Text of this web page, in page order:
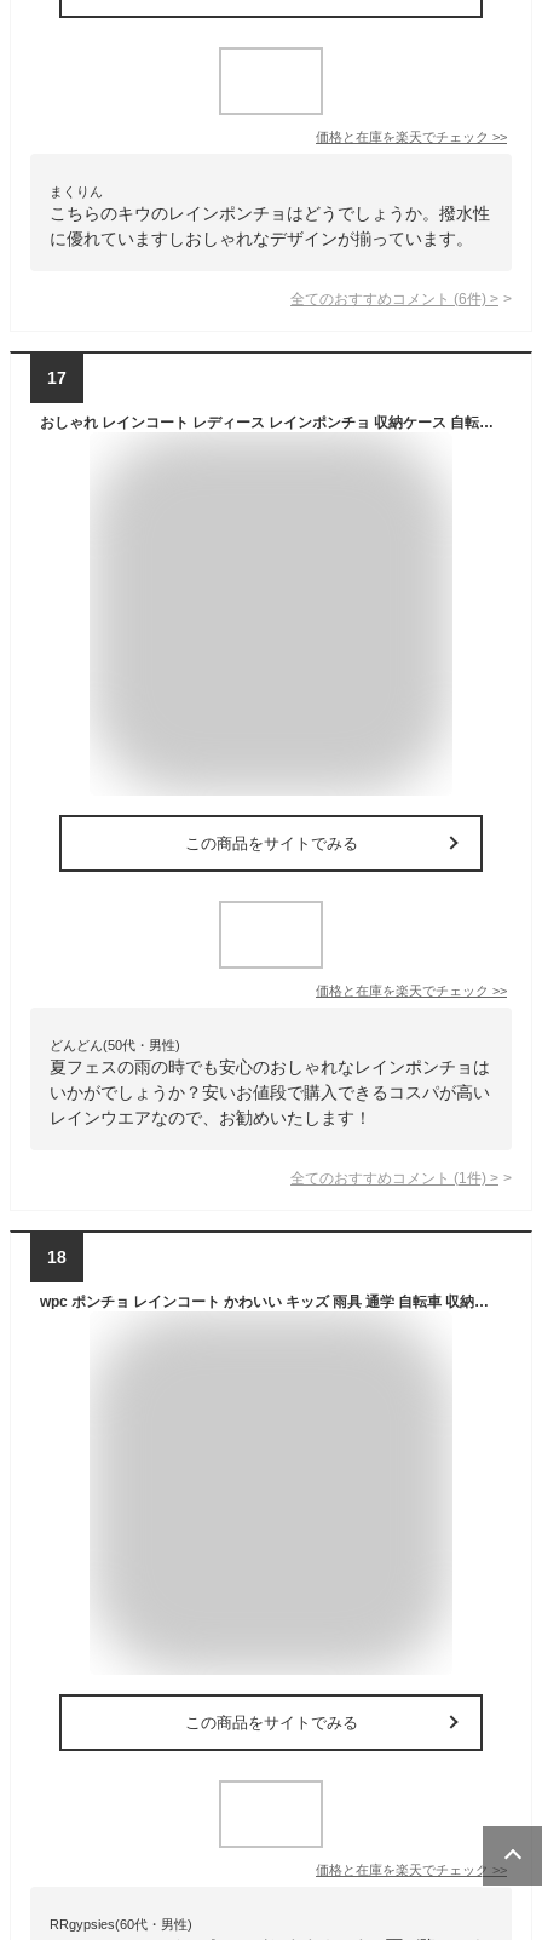
価格と在庫を楽天でチェック >>
まくりん
こちらのキウのレインポンチョはどうでしょうか。撥水性
に優れていますしおしゃれなデザインが揃っています。
全てのおすすめコメント (6件) >
17
おしゃれ レインコート レディース レインポンチョ 収納ケース 自転車 ロング レインウエア 秋 M L XL 通勤 通学 OL 買い物 雨 台風 雨具 カッパ 雨合羽 大人 通学用 女子 中学生 軽量 大きいサイズ Aライン バイク フェス 収納ケース付き ロング丈 シンプル レインウェア
この商品をサイトでみる
価格と在庫を楽天でチェック >>
どんどん(50代・男性)
夏フェスの雨の時でも安心のおしゃれなレインポンチョは
いかがでしょうか？安いお値段で購入できるコスパが高い
レインウエアなので、お勧めいたします！
全てのおすすめコメント (1 件) >
18
wpc ポンチョ レインコート かわいい キッズ 雨具 通学 自転車 収納バッグ w.p.c レインポンチョ kiu おしゃれ 野外フェス アウトドア 男女兼用 収納
この商品をサイトでみる
価格と在庫を楽天でチェック >>
RRgypsies(60代・男性)